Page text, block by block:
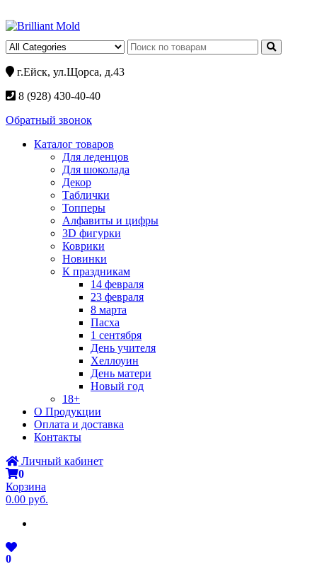
г.Ейск, ул.Щорса, д.43
8 (928) 430-40-40
Обратный звонок
Каталог товаров
Для леденцов
Для шоколада
Декор
Таблички
Топперы
Алфавиты и цифры
3D фигурки
Коврики
Новинки
К праздникам
14 февраля
23 февраля
8 марта
Пасха
1 сентября
День учителя
Хеллоуин
День матери
Новый год
18+
О Продукции
Оплата и доставка
Контакты
Личный кабинет
0
Корзина
0.00 руб.
0